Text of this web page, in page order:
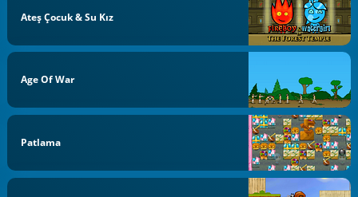
Ateş Çocuk & Su Kız
Age Of War
Patlama